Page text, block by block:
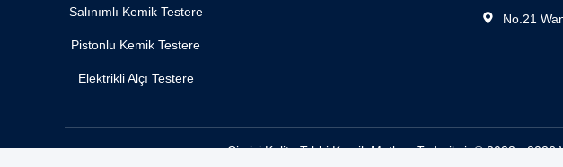
Salınımlı Kemik Testere
Pistonlu Kemik Testere
Elektrikli Alçı Testere
No.21
Çin iyi Kalite Tıbbi Kemik Matkap Tedarikçi. © 2022 - 2026